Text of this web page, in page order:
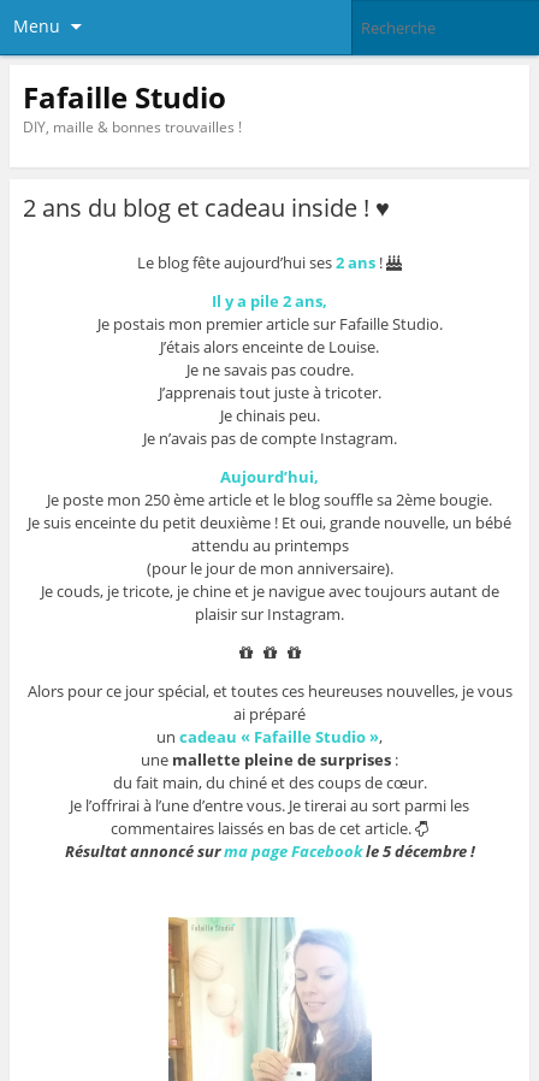
Menu
Fafaille Studio
DIY, maille & bonnes trouvailles !
2 ans du blog et cadeau inside ! ♥
Le blog fête aujourd’hui ses2 ans !
Il y a pile 2 ans,
Je postais mon premier article sur Fafaille Studio.
J’étais alors enceinte de Louise.
Je ne savais pas coudre.
J’apprenais tout juste à tricoter.
Je chinais peu.
Je n’avais pas de compte Instagram.
Aujourd’hui,
Je poste mon 250 ème article et le blog souffle sa 2ème bougie.
Je suis enceinte du petit deuxième ! Et oui, grande nouvelle, un bébé
attendu au printemps
(pour le jour de mon anniversaire).
Je couds, je tricote, je chine et je navigue avec toujours autant de
plaisir sur Instagram.
Alors pour ce jour spécial, et toutes ces heureuses nouvelles, je vous
ai préparé
un cadeau « Fafaille Studio »,
une mallette pleine de surprises :
du fait main, du chiné et des coups de cœur.
Je l’offrirai à l’une d’entre vous. Je tirerai au sort parmi les
commentaires laissés en bas de cet article.
Résultat annoncé surma page Facebookle 5 décembre !